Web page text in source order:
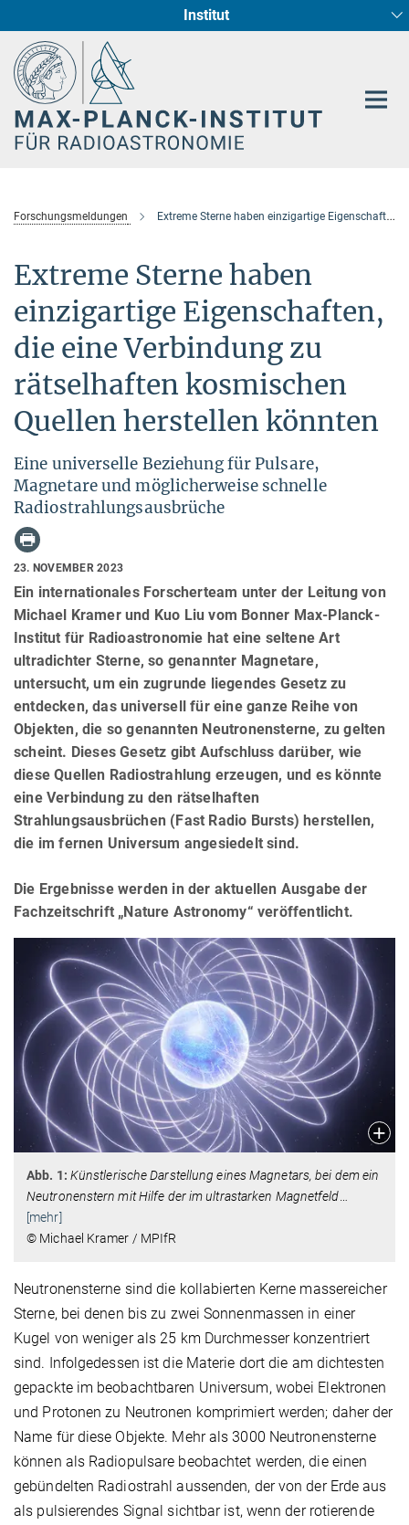
Institut
Radioastronomische Fundamentalphysik
Sternentstehung und Galaxienentwicklung
Forschungsmeldungen Extreme Sterne haben einzigartige Eigenschaften, die eine Verbindung zu rätselhaften kosmischen Quellen herstellen könnten
Extreme Sterne haben
einzigartige Eigenschaften,
die eine Verbindung zu
rätselhaften kosmischen
Quellen herstellen könnten
Eine universelle Beziehung für Pulsare,
Magnetare und möglicherweise schnelle
Radiostrahlungsausbrüche
23. NOVEMBER 2023
Ein internationales Forscherteam unter der Leitung von
Michael Kramer und Kuo Liu vom Bonner Max-Planck-
Institut für Radioastronomie hat eine seltene Art
ultradichter Sterne, so genannter Magnetare,
untersucht, um ein zugrunde liegendes Gesetz zu
entdecken, das universell für eine ganze Reihe von
Objekten, die so genannten Neutronensterne, zu gelten
scheint. Dieses Gesetz gibt Aufschluss darüber, wie
diese Quellen Radiostrahlung erzeugen, und es könnte
eine Verbindung zu den rätselhaften
Strahlungsausbrüchen (Fast Radio Bursts) herstellen,
die im fernen Universum angesiedelt sind.
Die Ergebnisse werden in der aktuellen Ausgabe der
Fachzeitschrift „Nature Astronomy“ veröffentlicht.
Abb. 1: Künstlerische Darstellung eines Magnetars, bei dem ein
Neutronenstern mit Hilfe der im ultrastarken Magnetfeld
[mehr]
© Michael Kramer / MPIfR
Neutronensterne sind die kollabierten Kerne massereicher
Sterne, bei denen bis zu zwei Sonnenmassen in einer
Kugel von weniger als 25 km Durchmesser konzentriert
sind. Infolgedessen ist die Materie dort die am dichtesten
gepackte im beobachtbaren Universum, wobei Elektronen
und Protonen zu Neutronen komprimiert werden; daher der
Name für diese Objekte. Mehr als 3000 Neutronensterne
können als Radiopulsare beobachtet werden, die einen
gebündelten Radiostrahl aussenden, der von der Erde aus
als pulsierendes Signal sichtbar ist, wenn der rotierende